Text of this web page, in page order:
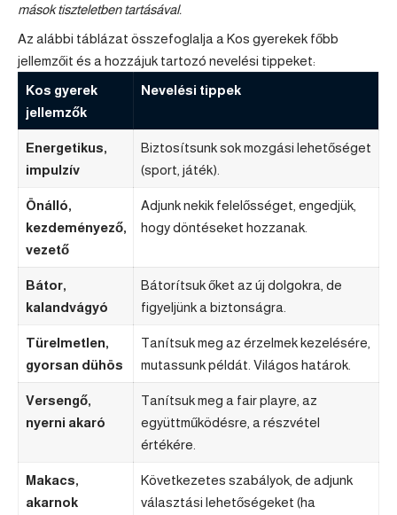
mások tiszteletben tartásával.
Az alábbi táblázat összefoglalja a Kos gyerekek főbb
jellemzőit és a hozzájuk tartozó nevelési tippeket:
Kos gyerek
jellemzők
Nevelési tippek
Energetikus,
impulzív
Biztosítsunk sok mozgási lehetőséget
(sport, játék).
Önálló,
kezdeményező,
vezető
Adjunk nekik felelősséget, engedjük,
hogy döntéseket hozzanak.
Bátor,
kalandvágyó
Bátorítsuk őket az új dolgokra, de
figyeljünk a biztonságra.
Türelmetlen,
gyorsan dühös
Tanítsuk meg az érzelmek kezelésére,
mutassunk példát. Világos határok.
Versengő,
nyerni akaró
Tanítsuk meg a fair playre, az
együttműködésre, a részvétel
értékére.
Makacs,
akarnok
Következetes szabályok, de adjunk
választási lehetőségeket (ha